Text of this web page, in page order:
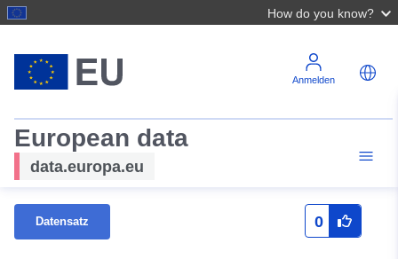
How do you know?
Anmelden
European data
data.europa.eu
Datensatz 0